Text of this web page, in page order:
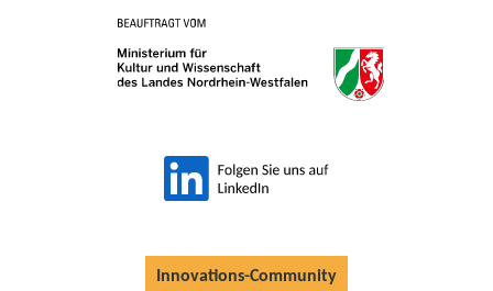
Innovations-Community